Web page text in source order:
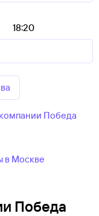
18:20
Победа
в Москве
Победа